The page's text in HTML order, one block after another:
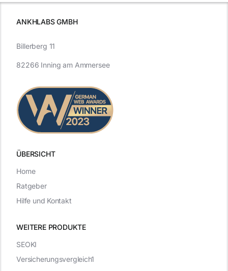
ANKHLABS GMBH
ÜBERSICHT
WEITERE PRODUKTE
Billerberg 11
82266 Inning am Ammersee
SEOKI
Versicherungsvergleich1
Home
Ratgeber
Hilfe und Kontakt